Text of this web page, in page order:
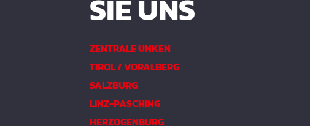
SIE UNS
ZENTRALE UNKEN
TIROL / VORALBERG
SALZBURG
LINZ-PASCHING
HERZOGENBURG